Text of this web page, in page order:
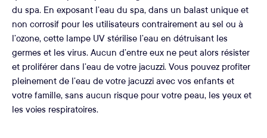
du spa. En exposant l’eau du spa, dans un balast unique et
non corrosif pour les utilisateurs contrairement au sel ou à
l’ozone, cette lampe UV stérilise l’eau en détruisant les
germes et les virus. Aucun d’entre eux ne peut alors résister
et proliférer dans l’eau de votre jacuzzi. Vous pouvez profiter
pleinement de l’eau de votre jacuzzi avec vos enfants et
votre famille, sans aucun risque pour votre peau, les yeux et
les voies respiratoires.